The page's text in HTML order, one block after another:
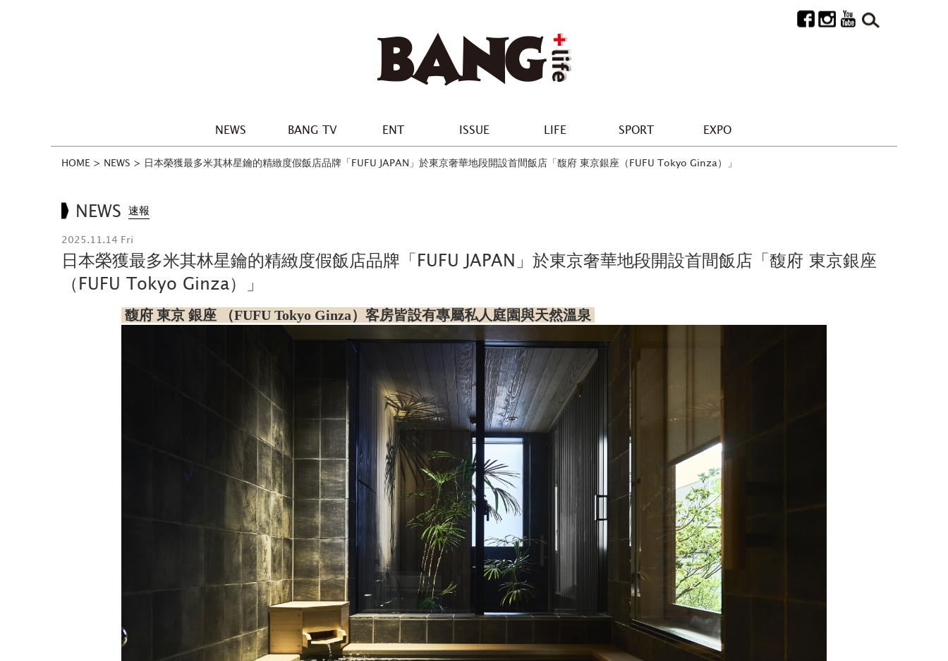
NEWS BANG TV ENT ISSUE LIFE SPORT EXPO
HOME > NEWS > 日本榮獲最多米其林星鑰的精緻度假飯店品牌「FUFU JAPAN」於東京奢華地段開設首間飯店「馥府 東京銀座（FUFU Tokyo Ginza）」
NEWS 速報
2025.11.14 Fri
日本榮獲最多米其林星鑰的精緻度假飯店品牌「FUFU JAPAN」於東京奢華地段開設首間飯店「馥府 東京銀座
（FUFU Tokyo Ginza）」
馥府 東京 銀座 （FUFU Tokyo Ginza） 客房皆設有專屬私人庭園與天然溫泉